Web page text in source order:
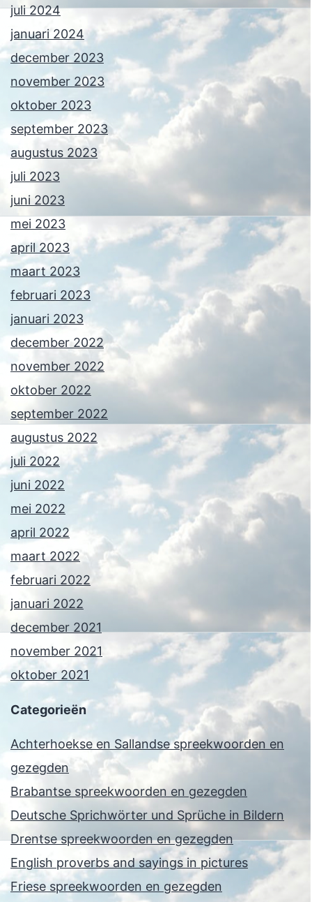
juli 2024
januari 2024
december 2023
november 2023
oktober 2023
september 2023
augustus 2023
juli 2023
juni 2023
mei 2023
april 2023
maart 2023
februari 2023
januari 2023
december 2022
november 2022
oktober 2022
september 2022
augustus 2022
juli 2022
juni 2022
mei 2022
april 2022
maart 2022
februari 2022
januari 2022
december 2021
november 2021
oktober 2021
Categorieën
Achterhoekse en Sallandse spreekwoorden en
gezegden
Brabantse spreekwoorden en gezegden
Deutsche Sprichwörter und Sprüche in Bildern
Drentse spreekwoorden en gezegden
English proverbs and sayings in pictures
Friese spreekwoorden en gezegden